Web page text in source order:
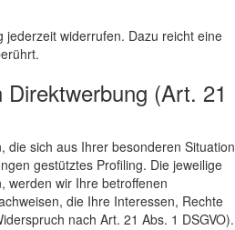
widerrufen. Dazu reicht eine
(Art. 21
die sich aus Ihrer besonderen Situation
gestütztes Profiling. Die jeweilige
werden wir Ihre betroffenen
die Ihre Interessen, Rechte
nach Art. 21 Abs. 1 DSGVO).